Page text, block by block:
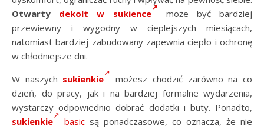
Otwarty dekolt w sukience
może być bardziej
przewiewny i wygodny w cieplejszych miesiącach,
natomiast bardziej zabudowany zapewnia ciepło i ochronę
w chłodniejsze dni.
W naszych sukienkie
możesz chodzić zarówno na co
dzień, do pracy, jak i na bardziej formalne wydarzenia,
wystarczy odpowiednio dobrać dodatki i buty. Ponadto,
sukienkie
basic są ponadczasowe, co oznacza, że nie